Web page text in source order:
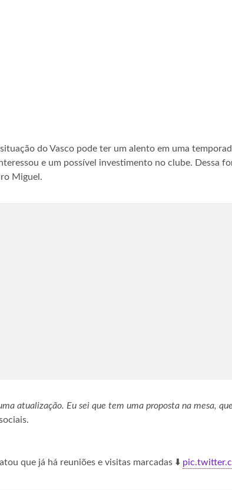
do Vasco pode ter um alento em uma
e um possível investimento no clube. Dessa
Miguel.
atualização. Eu sei que tem uma proposta na mesa,
que já há reuniões e visitas marcadas ⬇️